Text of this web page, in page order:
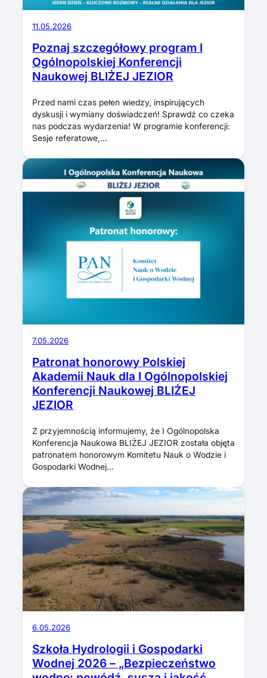
11.05.2026
Poznaj szczegółowy program I
Ogólnopolskiej Konferencji
Naukowej BLIŻEJ JEZIOR
Przed nami czas pełen wiedzy, inspirujących
dyskusji i wymiany doświadczeń! Sprawdź co czeka
nas podczas wydarzenia! W programie konferencji:
Sesje referatowe,…
7.05.2026
Patronat honorowy Polskiej
Akademii Nauk dla I Ogólnopolskiej
Konferencji Naukowej BLIŻEJ
JEZIOR
Z przyjemnością informujemy, że I Ogólnopolska
Konferencja Naukowa BLIŻEJ JEZIOR została objęta
patronatem honorowym Komitetu Nauk o Wodzie i
Gospodarki Wodnej…
6.05.2026
Szkoła Hydrologii i Gospodarki
Wodnej 2026 – „Bezpieczeństwo